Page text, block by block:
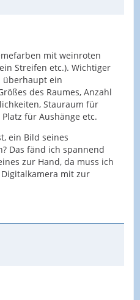
mit weinroten
Streifen etc.). Wichtiger
überhaupt ein
des Raumes, Anzahl
Stauraum für
für Aushänge etc.
ein Bild seines
Das fänd ich spannend
zur Hand, da muss ich
mit zur